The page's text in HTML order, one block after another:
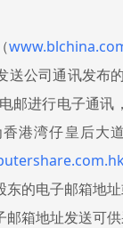
送公司通讯发布
邮进行电子通
港湾仔皇后大
东的电子邮箱地
箱地址发送可